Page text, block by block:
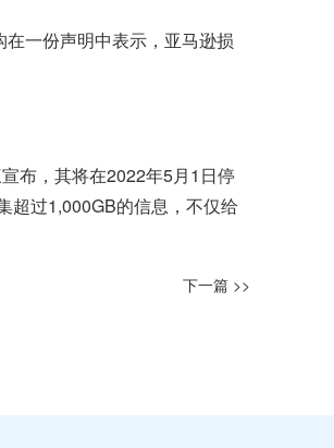
一份声明中表示，亚马逊损
布，其将在2022年5月1日停
超过1,000GB的信息，不仅给
下一篇 >>